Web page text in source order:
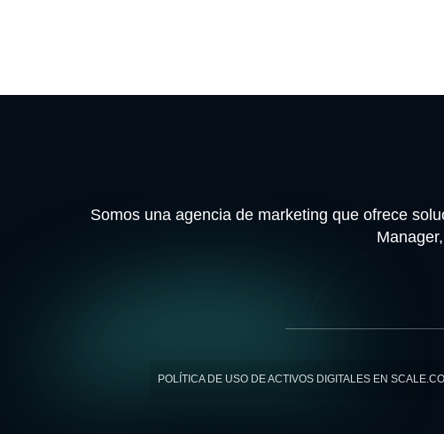
Somos una agencia de marketing que ofrece
POLÍTICA DE USO DE ACTIVOS DIGITALES EN